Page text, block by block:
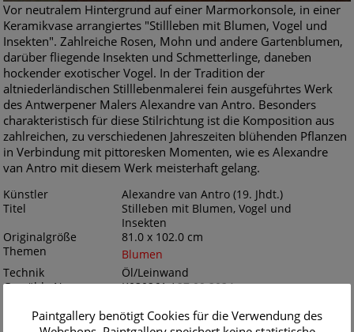
Vor neutralem Hintergrund auf einer Marmorkonsole, in einer
Keramikvase arrangiertes "Stillleben mit Blumen, Vogel und
Insekten". Zahlreiche Rosen, Mohn und andere Gartenblumen,
darüber fliegende Insekten und Schmetterlinge, daneben
hockender exotischer Vogel. In der Tradition der
altniederländischen Stilllebenmalerei fein ausgeführtes Werk
des Antwerpener Malers Alexandre van Antro. Besonders
charakteristisch für diese Stilrichtung ist die Komposition aus
zahlreichen, zu verschiedenen Jahreszeiten blühenden Pflanzen
in Verbindung mit pittoresken Momenten, wie es Alexandre
van Antro mit diesem Werk meisterhaft gelang.
Künstler
Alexandre van Antro (19. Jhdt.)
Titel
Stilleben mit Blumen, Vogel und
Insekten
Originalgröße
81.0 x 102.0 cm
Themen
Blumen
Technik
Öl/Leinwand
Gemälde Nr
K030261 /27.09.2024
Zur Bestellung
Paintgallery benötigt Cookies für die Verwendung des